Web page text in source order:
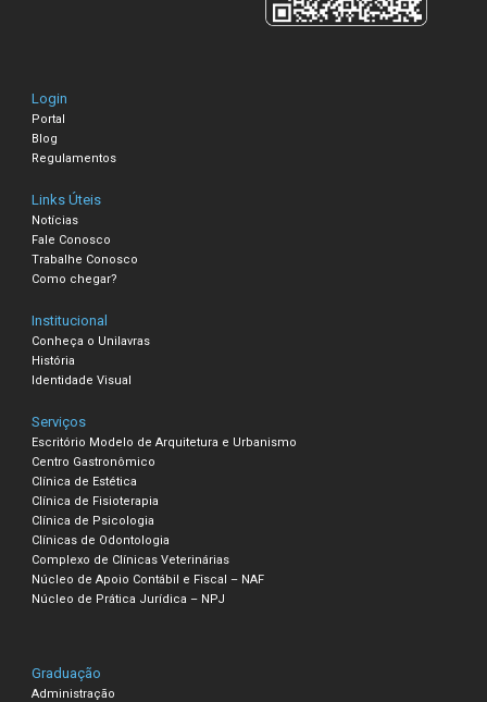
Login
Portal
Blog
Regulamentos
Links Úteis
Notícias
Fale Conosco
Trabalhe Conosco
Como chegar?
Institucional
Conheça o Unilavras
História
Identidade Visual
Serviços
Escritório Modelo de Arquitetura e Urbanismo
Centro Gastronômico
Clínica de Estética
Clínica de Fisioterapia
Clínica de Psicologia
Clínicas de Odontologia
Complexo de Clínicas Veterinárias
Núcleo de Apoio Contábil e Fiscal – NAF
Núcleo de Prática Jurídica – NPJ
Graduação
Administração